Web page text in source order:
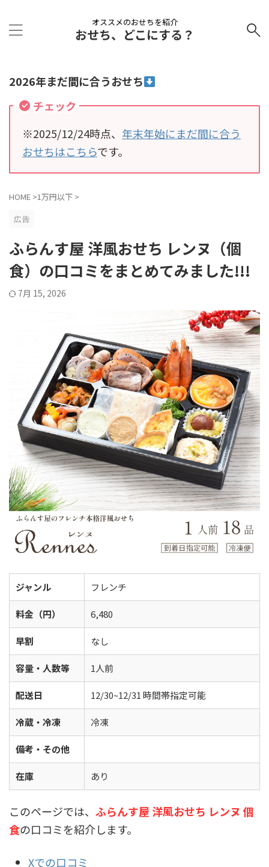
オススメのおせちを紹介
おせち、どこにする？
2026年まだ間に合うおせち
チェック
※2025/12/24時点、 年末年始にまだ間に合う
おせちはこちらです。
HOME >1万円以下 >
広告
ふらんす屋 洋風おせち レンヌ（個
食）の口コミをまとめてみました!!!
7月 15, 2026
ジャンル フレンチ
料金（円） 6,480
早割 なし
容量・人数等 1人前
配送日 12/30~12/31 時間帯指定可能
冷蔵・冷凍 冷凍
備考・その他
在庫 あり
このページでは、 ふらんす屋 洋風おせち レンヌ 個
食の口コミを紹介します。
Xでの口コミ